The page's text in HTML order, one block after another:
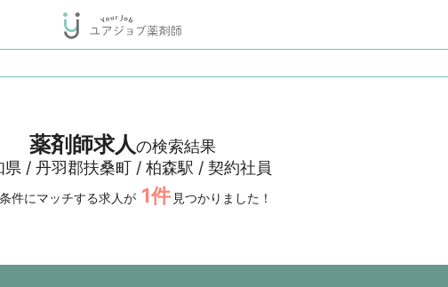
薬剤師求人の検索結果
県 / 丹羽郡扶桑町 / 柏森駅 / 契約社員
件にマッチする求人が 1件 見つかりました！